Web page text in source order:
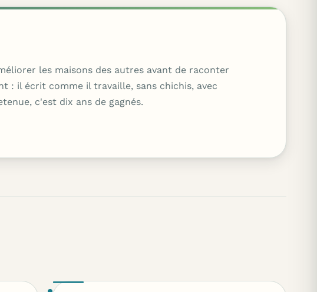
les maisons des autres avant de raconter
: il écrit comme il travaille, sans chichis, avec
c'est dix ans de gagnés.